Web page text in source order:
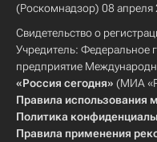
(Роскомнадзор) 08 апреля
Свидетельство о
Учредитель: Федеральное
предприятие
«Россия сегодня» (МИА
Правила использования
Политика
Правила применения